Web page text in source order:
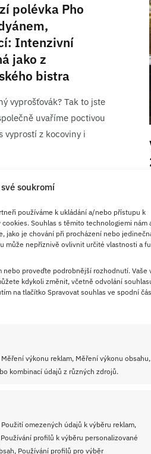
soukromí
používáme k ukládání a/nebo přístupu k
Souhlas s těmito technologiemi nám
jako je chování při procházení nebo
může nepříznivě ovlivnit určité vlastnosti a
proveďte podrobnější rozhodnutí. Vaše
kdykoli změnit, včetně odvolání
na tlačítko Spravovat souhlas ve spodní
výkonu reklam, Měření výkonu obsahu,
kombinací údajů z různých zdrojů.
omezených údajů k výběru reklam,
profilů k výběru personalizované
Používání profilů pro výběr
polévka Pho
Intenzivní
jako z
bistra
vyprošťovák? Tak to jste
uvaříme poctivou
vyprostí z kocoviny i
vývar Pho Bo:
kuchyně
krok za krokem to